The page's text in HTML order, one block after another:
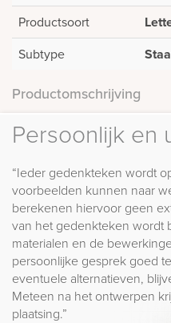
Productsoort
Subtype
Productomschrijving
Persoonlijk en
“Ieder gedenkteken wordt
voorbeelden kunnen naar
berekenen hiervoor geen
van het gedenkteken wordt
materialen en de
persoonlijke gesprek goed
eventuele alternatieven,
Meteen na het ontwerpen
plaatsing.”